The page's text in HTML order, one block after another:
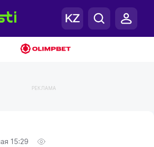
РЕКЛАМА
15:29